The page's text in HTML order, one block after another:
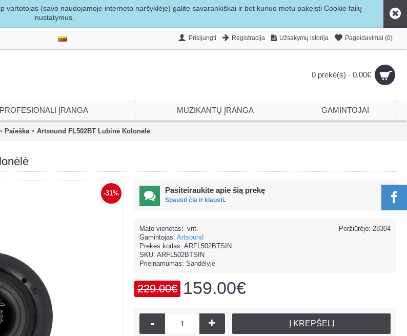
(savo naudojamoje interneto naršyklėje) galite savarankiškai ir bet kuriuo metu pakeisti Cookie failų
nustatymus.
Prisijungti Registracija Užsakymų istorija Pageidavimai (0)
0 prekė(s) - 0.00€
PROFESIONALI ĮRANGA MUZIKANTŲ ĮRANGA GAMINTOJAI
Paieška Artsound FL502BT Lubinė Kolonėlė
-31% Pasiteiraukite apie šią prekę
Spausti čia ir klausti.
Peržiūrėjo: 28304
Mato vienetas: vnt.
Gamintojas: Artsound
Prekės kodas: ARFL502BTSIN
SKU: ARFL502BTSIN
Prieinamumas: Sandėlyje
229.00€ 159.00€
- + Į KREPŠELĮ